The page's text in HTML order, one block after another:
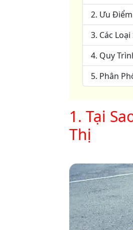
2. Ưu
3. Các
4. Quy
5. Phân
1. Tại
Thị